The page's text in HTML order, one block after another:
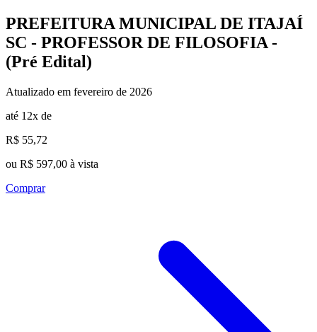
PREFEITURA MUNICIPAL DE ITAJAÍ
SC - PROFESSOR DE FILOSOFIA -
(Pré Edital)
Atualizado em fevereiro de 2026
até 12x de
R$ 55,72
ou R$ 597,00 à vista
Comprar